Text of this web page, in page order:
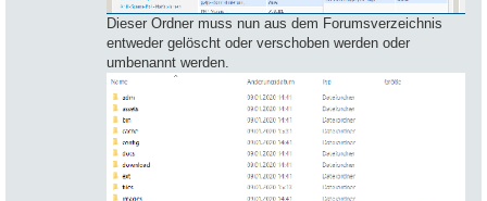
Dieser Ordner muss nun aus dem Forumsverzeichnis
entweder gelöscht oder verschoben werden oder
umbenannt werden.